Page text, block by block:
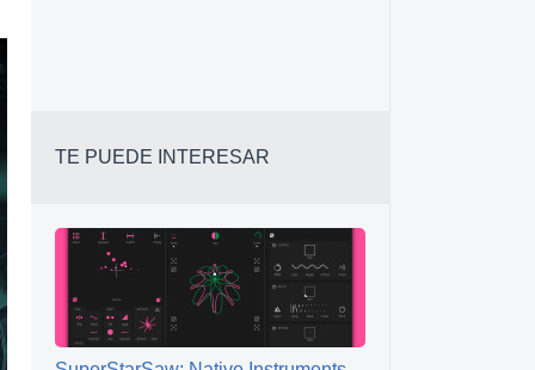
TE PUEDE INTERESAR